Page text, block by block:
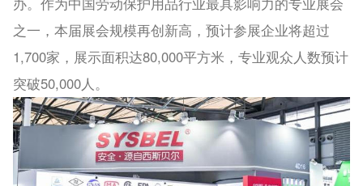
之一，本届展会规模再创新高，预计参展企业将超过
1,700家，展示面积达80,000平方米，专业观众人数预计
突破50,000人。